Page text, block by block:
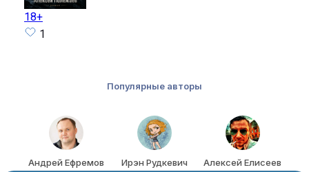
18+
1
Популярные авторы
Андрей Ефремов Ирэн Рудкевич Алексей Елисеев